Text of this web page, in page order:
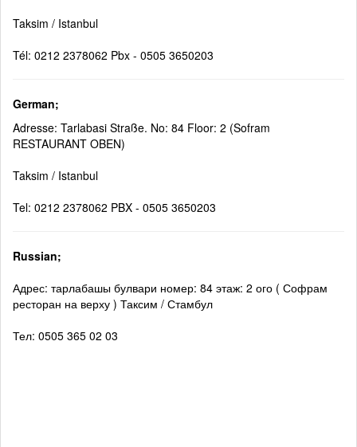
Taksim / Istanbul
Tél: 0212 2378062 Pbx - 0505 3650203
German;
Adresse: Tarlabasi Straße. No: 84 Floor: 2 (Sofram
RESTAURANT OBEN)
Taksim / Istanbul
Tel: 0212 2378062 PBX - 0505 3650203
Russian;
Адрес: тарлабашы булвари номер: 84 этаж: 2 ого ( Софрам
ресторан на верху ) Таксим / Стамбул
Тел: 0505 365 02 03